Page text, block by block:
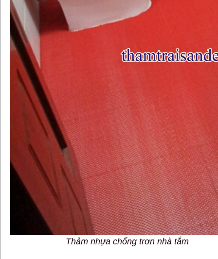
Thảm nhựa chống trơn nhà tắm